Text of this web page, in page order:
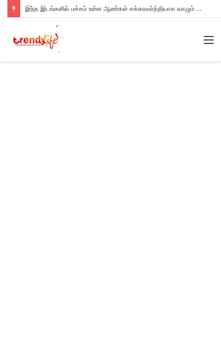
இந்த இடங்களில் மச்சம் உள்ள ஆண்கள் சக்கரவர்த்தியாக வாழும் அதிர்ஷ்டம் உள்ளவர்களாம் – உங்களுக்கு இருக்கா?